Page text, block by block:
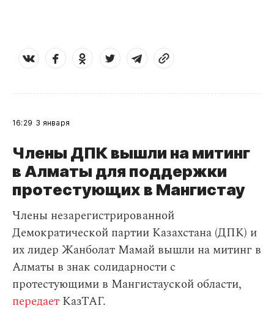
16:29 3 января
Члены ДПК вышли на митинг
в Алматы для поддержки
протестующих в Мангистау
Члены незарегистрированной
Демократической партии Казахстана (ДПК) и
их лидер Жанболат Мамай вышли на митинг в
Алматы в знак солидарности с
протестующими в Мангистауской области,
передает КазТАГ.